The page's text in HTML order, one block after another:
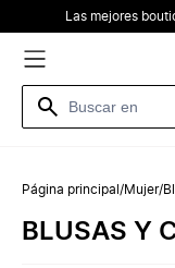
Las mejores
Página principal /Mujer/
BLUSAS Y